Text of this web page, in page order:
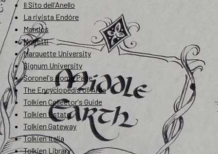
Il Sito dell'Anello
La rivista Endóre
Mandos
Marietti
Marquette University
Signum University
Soronel's Home Page
The Encyclopedia of Arda
Tolkien Collector's Guide
Tolkien Estate
Tolkien Gateway
Tolkien Italia
Tolkien Library